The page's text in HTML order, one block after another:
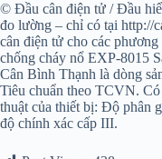
© Đầu cân điện tử / Đầu
đo lường – chỉ có tại http://
cân điện tử cho các
chống cháy nổ EXP-8015
Cân Bình Thạnh là dòng
Tiêu chuẩn theo TCVN.
thuật của thiết bị: Độ phân
độ chính xác cấp III.